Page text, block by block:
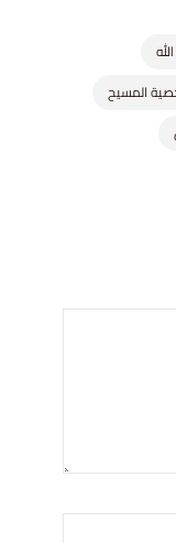
المسيح